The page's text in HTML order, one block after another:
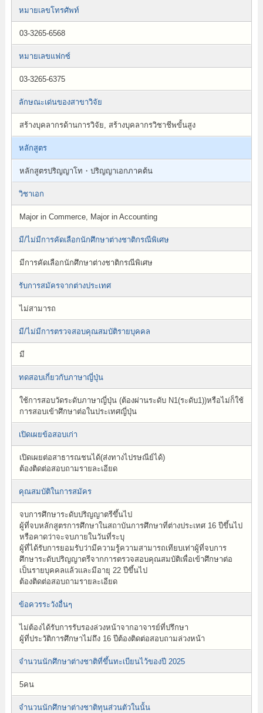
หมายเลขโทรศัพท์
03-3265-6568
หมายเลขแฟกซ์
03-3265-6375
ลักษณะเด่นของสาขาวิจัย
สร้างบุคลากรด้านการวิจัย, สร้างบุคลากรวิชาชีพขั้นสูง
หลักสูตร
หลักสูตรปริญญาโท・ปริญญาเอกภาคต้น
วิชาเอก
Major in Commerce, Major in Accounting
มี/ไม่มีการคัดเลือกนักศึกษาต่างชาติกรณีพิเศษ
มีการคัดเลือกนักศึกษาต่างชาติกรณีพิเศษ
รับการสมัครจากต่างประเทศ
ไม่สามารถ
มี/ไม่มีการตรวจสอบคุณสมบัติรายบุคคล
มี
ทดสอบเกี่ยวกับภาษาญี่ปุ่น
ใช้การสอบวัดระดับภาษาญี่ปุ่น (ต้องผ่านระดับ N1(ระดับ1))หรือไม่ก็ใช้
การสอบเข้าศึกษาต่อในประเทศญี่ปุ่น
เปิดเผยข้อสอบเก่า
เปิดเผยต่อสาธารณชนได้(ส่งทางไปรษณีย์ได้)
ต้องติดต่อสอบถามรายละเอียด
คุณสมบัติในการสมัคร
จบการศึกษาระดับปริญญาตรีขึ้นไป
ผู้ที่จบหลักสูตรการศึกษาในสถาบันการศึกษาที่ต่างประเทศ 16 ปีขึ้นไป
หรือคาดว่าจะจบภายในวันที่ระบุ
ผู้ที่ได้รับการยอมรับว่ามีความรู้ความสามารถเทียบเท่าผู้ที่จบการ
ศึกษาระดับปริญญาตรีจากการตรวจสอบคุณสมบัติเพื่อเข้าศึกษาต่อ
เป็นรายบุคคลแล้วและมีอายุ 22 ปีขึ้นไป
ต้องติดต่อสอบถามรายละเอียด
ข้อควรระวังอื่นๆ
ไม่ต้องได้รับการรับรองล่วงหน้าจากอาจารย์ที่ปรึกษา
ผู้ที่ประวัติการศึกษาไม่ถึง 16 ปีต้องติดต่อสอบถามล่วงหน้า
จำนวนนักศึกษาต่างชาติที่ขึ้นทะเบียนไว้ของปี 2025
5คน
จำนวนนักศึกษาต่างชาติทุนส่วนตัวในนั้น